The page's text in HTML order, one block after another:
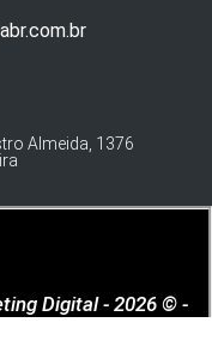
Almeida, 1376
Digital - 2026 © -